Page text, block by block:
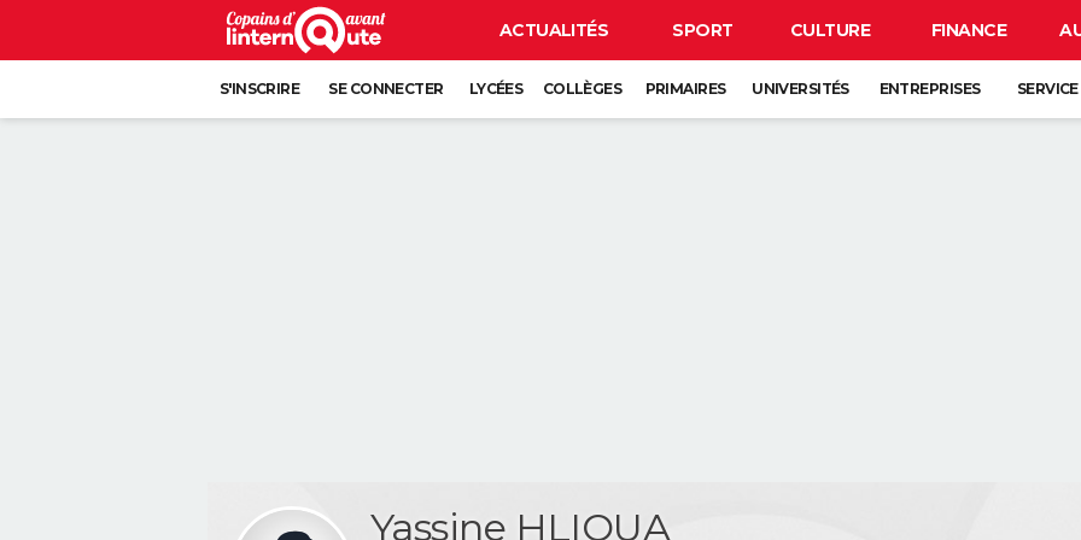
ACTUALITÉS SPORT CULTURE FINANCE
S'INSCRIRE SE CONNECTER LYCÉES COLLÈGES PRIMAIRES UNIVERSITÉS ENTREPRISES
Yassine HLIOUA